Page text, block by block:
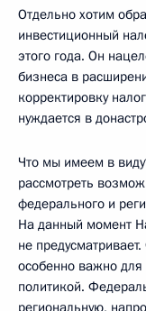
Отдельно хотим
инвестиционный
этого года. Он
бизнеса в
корректировку
нуждается в
Что мы имеем в
рассмотреть
федерального и
На данный момент
не
особенно важно для
политикой.
региональную,